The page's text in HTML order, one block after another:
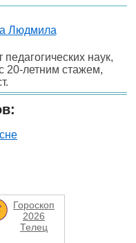
Людмила
наук,
20-летним стажем,
Гороскоп
2026
Телец